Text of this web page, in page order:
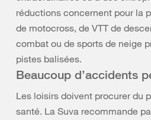
réductions concernent pour la
de motocross, de VTT de
combat ou de sports de neige
pistes balisées.
Beaucoup d’accidents
Les loisirs doivent procurer du
santé. La Suva recommande